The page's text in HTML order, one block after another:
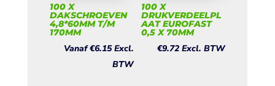
100 X
DAKSCHROEVEN
4,8*60MM T/M
170MM
Vanaf€6.15 Excl.
BTW
100 X
DRUKVERDEELPL
AAT EUROFAST
0,5 X 70MM
€9.72 Excl. BTW